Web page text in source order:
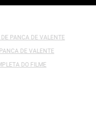
Person, Luiz
Categoria:Fotografia
Companhia Produtora:
Fotógrafo